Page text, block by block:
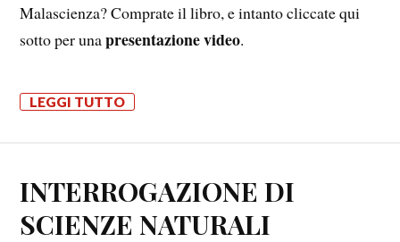
Malascienza? Comprate il libro, e intanto cliccate qui
sotto per unapresentazione video.
LEGGI TUTTO
INTERROGAZIONE DI
SCIENZE NATURALI